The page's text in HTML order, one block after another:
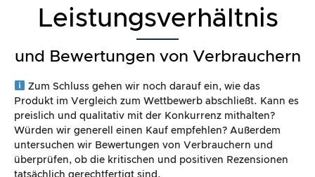
Leistungsverhältnis
und Bewertungen von Verbrauchern
Zum Schluss gehen wir noch darauf ein, wie das
Produkt im Vergleich zum Wettbewerb abschließt. Kann es
preislich und qualitativ mit der Konkurrenz mithalten?
Würden wir generell einen Kauf empfehlen? Außerdem
untersuchen wir Bewertungen von Verbrauchern und
überprüfen, ob die kritischen und positiven Rezensionen
tatsächlich gerechtfertigt sind.